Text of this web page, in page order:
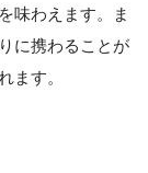
味わえます。ま
に携わることが
ます。